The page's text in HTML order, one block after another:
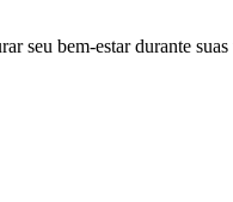
seu bem-estar durante